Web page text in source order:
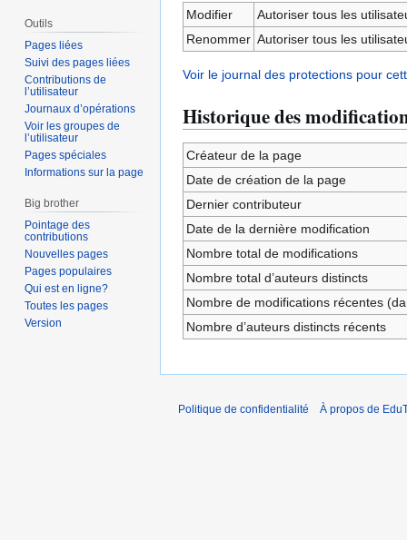
Modifier
Autoriser tous les
Renommer Autoriser tous les
Voir le journal des protections pour
Historique des
Créateur de la page
Date de création de la page
Dernier contributeur
Date de la dernière modification
Nombre total de modifications
Nombre total d’auteurs distincts
Nombre de modifications récentes
Nombre d’auteurs distincts récents
Outils
Pages liées
Suivi des pages liées
Contributions de
l’utilisateur
Journaux d’opérations
Voir les groupes de
l’utilisateur
Pages spéciales
Informations sur la page
Big brother
Pointage des
contributions
Nouvelles pages
Pages populaires
Qui est en ligne?
Toutes les pages
Version
Politique de confidentialité À propos de